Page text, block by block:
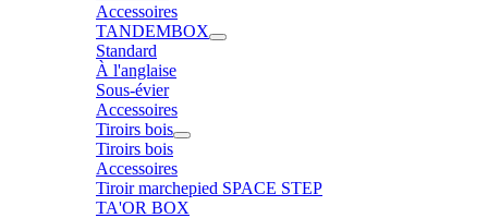
Accessoires
TANDEMBOX
Standard
À l'anglaise
Sous-évier
Accessoires
Tiroirs bois
Tiroirs bois
Accessoires
Tiroir marchepied SPACE STEP
TA'OR BOX